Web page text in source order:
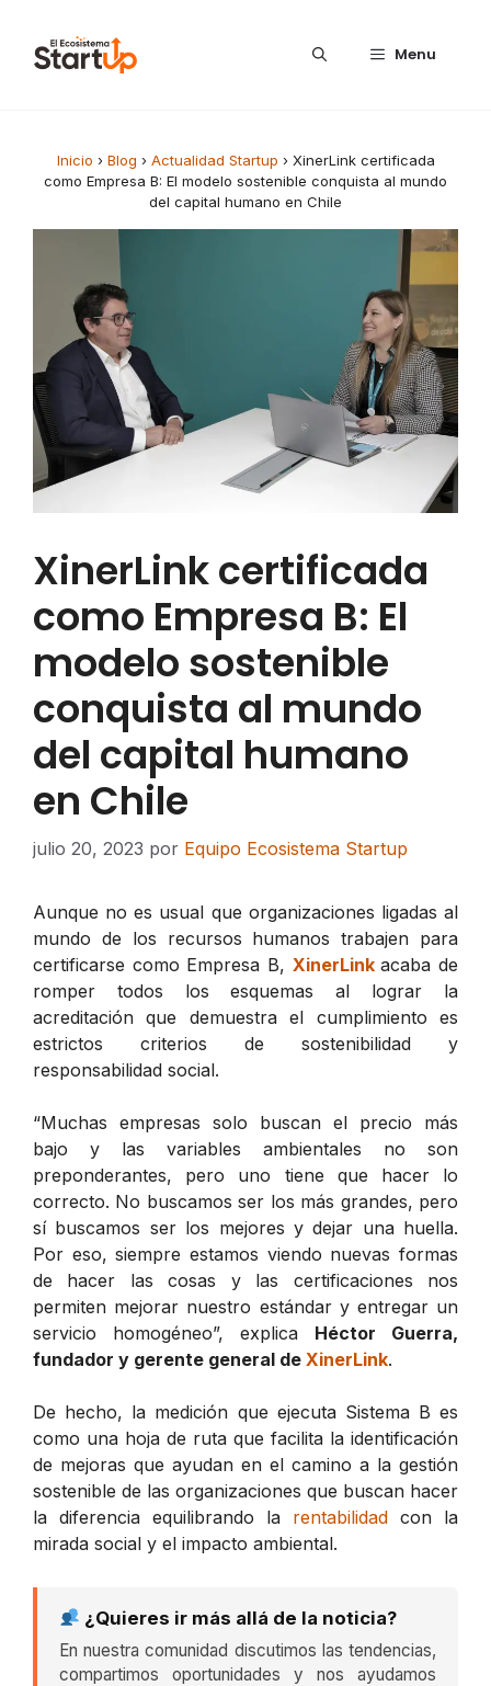
Menu
Inicio › Blog › Actualidad Startup › XinerLink certificada
como Empresa B: El modelo sostenible conquista al mundo
del capital humano en Chile
XinerLink certificada
como Empresa B: El
modelo sostenible
conquista al mundo
del capital humano
en Chile
julio 20, 2023 por Equipo Ecosistema Startup
Aunque no es usual que organizaciones ligadas al
mundo de los recursos humanos trabajen para
certificarse como Empresa B, XinerLinkacaba de
romper todos los esquemas al lograr la
acreditación que demuestra el cumplimiento es
estrictos criterios de sostenibilidad y
responsabilidad social.
“Muchas empresas solo buscan el precio más
bajo y las variables ambientales no son
preponderantes, pero uno tiene que hacer lo
correcto. No buscamos ser los más grandes, pero
sí buscamos ser los mejores y dejar una huella.
Por eso, siempre estamos viendo nuevas formas
de hacer las cosas y las certificaciones nos
permiten mejorar nuestro estándar y entregar un
servicio homogéneo”, explica Héctor Guerra,
fundador y gerente general de XinerLink.
De hecho, la medición que ejecuta Sistema B es
como una hoja de ruta que facilita la identificación
de mejoras que ayudan en el camino a la gestión
sostenible de las organizaciones que buscan hacer
la diferencia equilibrando la rentabilidad con la
mirada social y el impacto ambiental.
¿Quieres ir más allá de la noticia?
En nuestra comunidad discutimos las tendencias,
compartimos oportunidades y nos ayudamos